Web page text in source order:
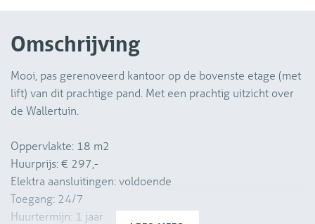
Omschrijving
Mooi, pas gerenoveerd kantoor op de bovenste etage (met
lift) van dit prachtige pand. Met een prachtig uitzicht over
de Wallertuin.
Oppervlakte: 18 m2
Huurprijs: € 297,-
Elektra aansluitingen: voldoende
Toegang: 24/7
Huurtermijn: 1 jaar